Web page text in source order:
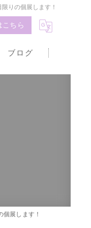
りの個展します！
こちら
ブログ
個展します！